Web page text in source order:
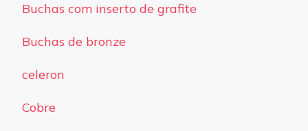
Buchas com inserto de grafite
Buchas de bronze
celeron
Cobre